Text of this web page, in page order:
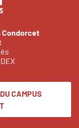
Condorcet
CAMPUS